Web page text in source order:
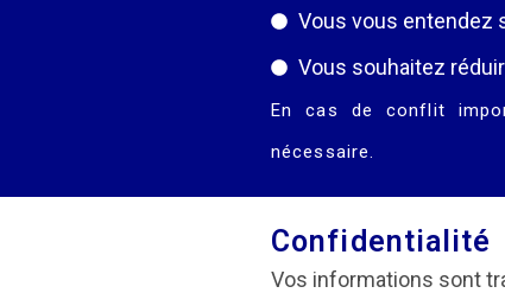
Vous vous entendez
Vous souhaitez
En cas de conflit
nécessaire.
Vos informations sont